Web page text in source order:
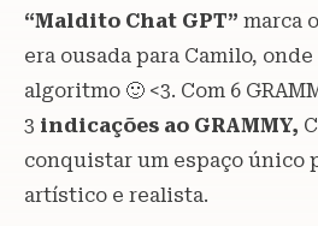
“Maldito Chat GPT” marca
era ousada para Camilo,
algoritmo 🙂 <3. Com 6
3 indicações ao GRAMMY,
conquistar um espaço único
artístico e realista.